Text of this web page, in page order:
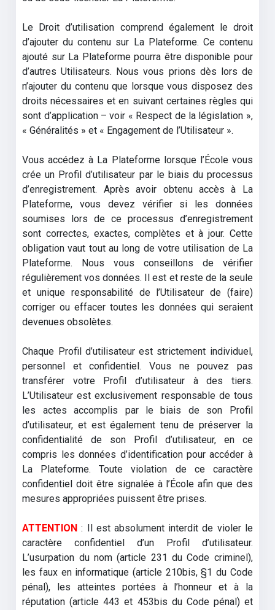
Le Droit d’utilisation comprend également le droit
d’ajouter du contenu sur La Plateforme. Ce contenu
ajouté sur La Plateforme pourra être disponible pour
d’autres Utilisateurs. Nous vous prions dès lors de
n’ajouter du contenu que lorsque vous disposez des
droits nécessaires et en suivant certaines règles qui
sont d’application – voir « Respect de la législation »,
« Généralités » et « Engagement de l’Utilisateur ».
Vous accédez à La Plateforme lorsque l’École vous
crée un Profil d’utilisateur par le biais du processus
d’enregistrement. Après avoir obtenu accès à La
Plateforme, vous devez vérifier si les données
soumises lors de ce processus d’enregistrement
sont correctes, exactes, complètes et à jour. Cette
obligation vaut tout au long de votre utilisation de La
Plateforme. Nous vous conseillons de vérifier
régulièrement vos données. Il est et reste de la seule
et unique responsabilité de l’Utilisateur de (faire)
corriger ou effacer toutes les données qui seraient
devenues obsolètes.
Chaque Profil d’utilisateur est strictement individuel,
personnel et confidentiel. Vous ne pouvez pas
transférer votre Profil d’utilisateur à des tiers.
L’Utilisateur est exclusivement responsable de tous
les actes accomplis par le biais de son Profil
d’utilisateur, et est également tenu de préserver la
confidentialité de son Profil d’utilisateur, en ce
compris les données d’identification pour accéder à
La Plateforme. Toute violation de ce caractère
confidentiel doit être signalée à l’École afin que des
mesures appropriées puissent être prises.
ATTENTION : Il est absolument interdit de violer le
caractère confidentiel d’un Profil d’utilisateur.
L’usurpation du nom (article 231 du Code criminel),
les faux en informatique (article 210bis, §1 du Code
pénal), les atteintes portées à l’honneur et à la
réputation (article 443 et 453bis du Code pénal) et